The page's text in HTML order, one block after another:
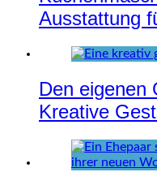
Ausstattung
Den eigenen
Kreative